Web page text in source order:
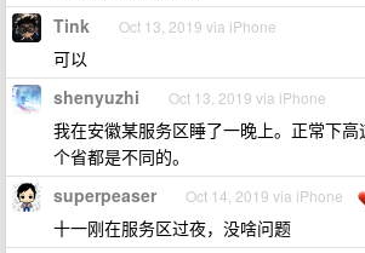
Tink Oct 13, 2019 via iPhone
可以
shenyuzhi Oct 13, 2019 via iPhone
我在安徽某服务区睡了一晚上。正常下
个省都是不同的。
superpeaser Oct 14, 2019 via iPhone
十一刚在服务区过夜，没啥问题